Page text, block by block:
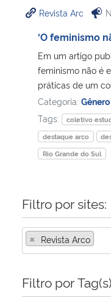
Ministério da Cidadania
Ministério de Minas e Energia
Ministério da Ciência,
Ministério do Meio Ambiente
Ministério do Desenvolvimento
Controladoria-Geral da União
Revista Arc
‘O feminismo
Em um artigo
feminismo não é
práticas de um
Categoria: Gênero
Tags:
coletivo
destaque arco
Rio Grande do Sul
Filtro por sites:
× Revista Arco
Filtro por